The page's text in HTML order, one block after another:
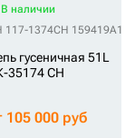
В наличии
117-1374CH 159419A1
гусеничная 51L
35174 CH
105 000 руб